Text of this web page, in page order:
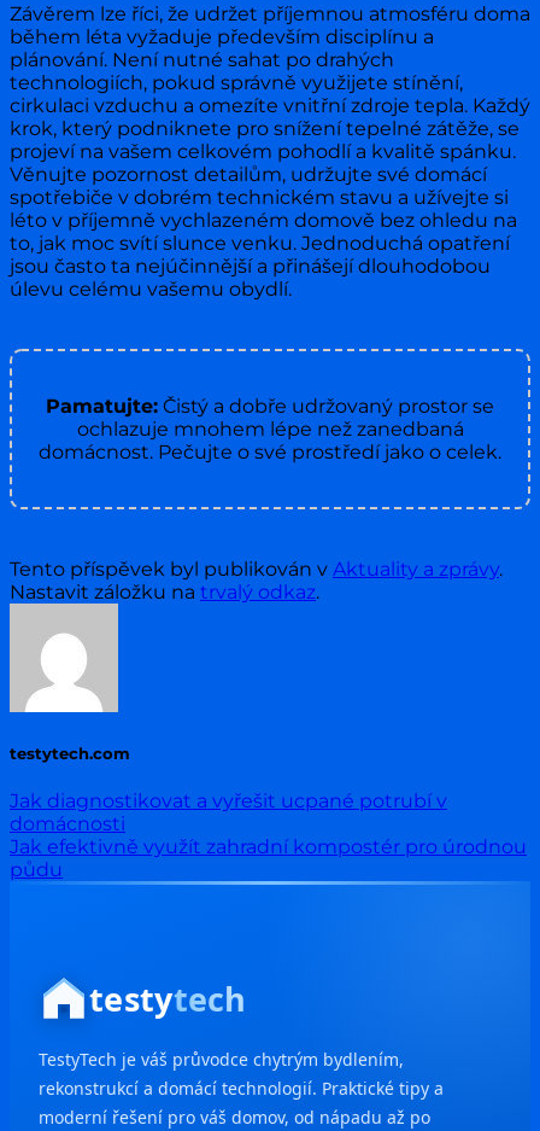
Závěrem lze říci, že udržet příjemnou atmosféru doma
během léta vyžaduje především disciplínu a
plánování. Není nutné sahat po drahých
technologiích, pokud správně využijete stínění,
cirkulaci vzduchu a omezíte vnitřní zdroje tepla. Každý
krok, který podniknete pro snížení tepelné zátěže, se
projeví na vašem celkovém pohodlí a kvalitě spánku.
Věnujte pozornost detailům, udržujte své domácí
spotřebiče v dobrém technickém stavu a užívejte si
léto v příjemně vychlazeném domově bez ohledu na
to, jak moc svítí slunce venku. Jednoduchá opatření
jsou často ta nejúčinnější a přinášejí dlouhodobou
úlevu celému vašemu obydlí.
Pamatujte: Čistý a dobře udržovaný prostor se
ochlazuje mnohem lépe než zanedbaná
domácnost. Pečujte o své prostředí jako o celek.
Tento příspěvek byl publikován v Aktuality a zprávy.
Nastavit záložku na trvalý odkaz.
testytech.com
Jak diagnostikovat a vyřešit ucpané potrubí v
domácnosti
Jak efektivně využít zahradní kompostér pro úrodnou
půdu
testytech
TestyTech je váš průvodce chytrým bydlením,
rekonstrukcí a domácí technologií. Praktické tipy a
moderní řešení pro váš domov, od nápadu až po